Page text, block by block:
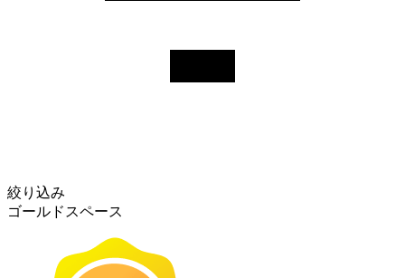
絞り込み
ゴールドスペース